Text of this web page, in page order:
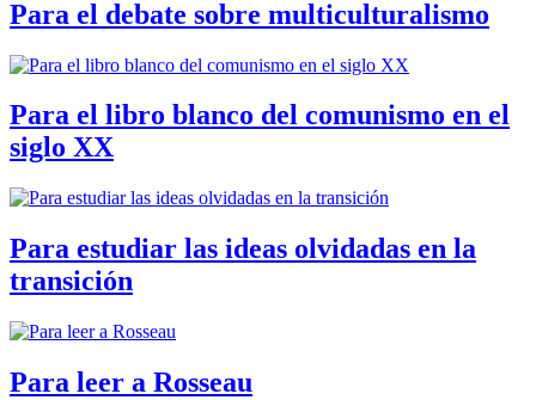
Para el debate sobre multiculturalismo
Para el libro blanco del comunismo en el
siglo XX
Para estudiar las ideas olvidadas en la
transición
Para leer a Rosseau